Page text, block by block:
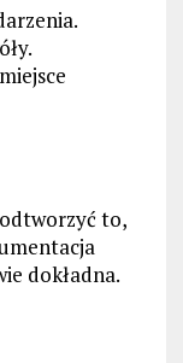
to,
dokładna.